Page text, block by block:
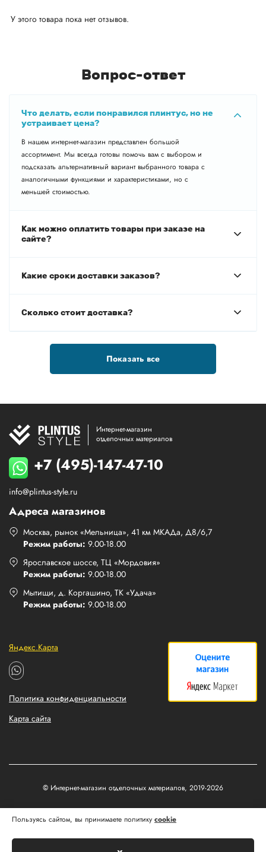
У этого товара пока нет отзывов.
Вопрос-ответ
Что делать, если понравился плинтус, но не
устраивает цена?
В нашем интернет-магазин представлен большой
ассортимент. Мы всегда готовы помочь вам с выбором и
подсказать альтернативный вариант выбранного товара с
аналогичными функциями и характеристиками, но с
меньшей стоимостью.
Как можно оплатить товары при заказе на
сайте?
Какие сроки доставки заказов?
Сколько стоит доставка?
Показать все
Интернет-магазин
отделочных материалов
+7 (495)-147-47-10
info@plintus-style.ru
Адреса магазинов
Москва, рынок «Мельница», 41 км МКАДа, Д8/6,7
Режим работы: 9.00-18.00
Ярославское шоссе, ТЦ «Мордовия»
Режим работы: 9.00-18.00
Мытищи, д. Коргашино, ТК «Удача»
Режим работы: 9.00-18.00
Яндекс.Карта
Политика конфиденциальности
Карта сайта
© Интернет-магазин отделочных материалов, 2019-2026
Matus&Kvits
Пользуясь сайтом, вы принимаете политику cookie